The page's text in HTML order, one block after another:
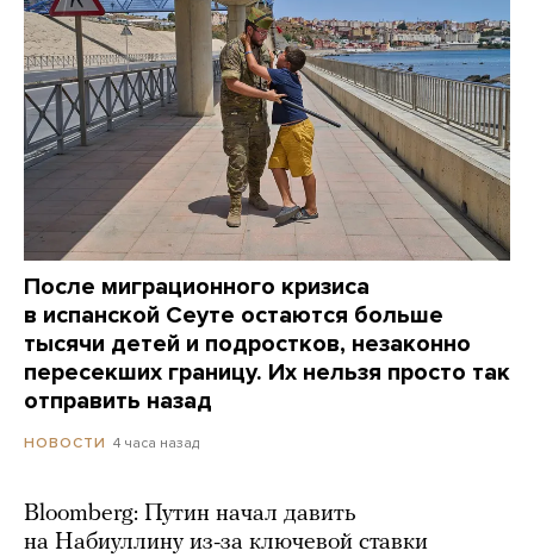
После миграционного кризиса
в испанской Сеуте остаются больше
тысячи детей и подростков, незаконно
пересекших границу. Их нельзя просто так
отправить назад
НОВОСТИ 4 часа назад
Bloomberg: Путин начал давить
на Набиуллину из-за ключевой ставки